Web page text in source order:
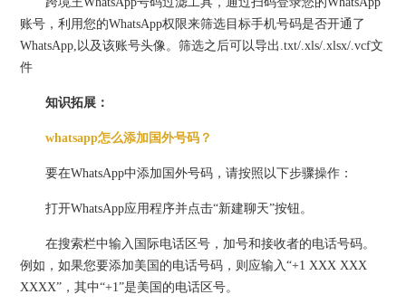
账号，利用您的WhatsApp权限来筛选目标手机号码是否开通了
WhatsApp,以及该账号头像。筛选之后可以导出.txt/.xls/.xlsx/.vcf文
件
知识拓展：
whatsapp怎么添加国外号码？
要在WhatsApp中添加国外号码，请按照以下步骤操作：
打开WhatsApp应用程序并点击“新建聊天”按钮。
在搜索栏中输入国际电话区号，加号和接收者的电话号码。
例如，如果您要添加美国的电话号码，则应输入“+1 XXX XXX
XXXX”，其中“+1”是美国的电话区号。